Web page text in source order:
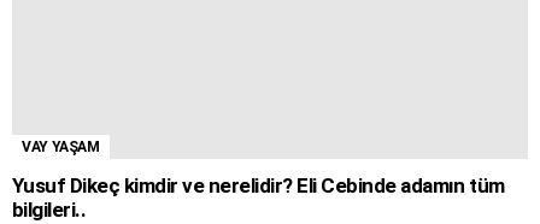
VAY YAŞAM
Yusuf Dikeç kimdir ve nerelidir? Eli Cebinde adamın tüm
bilgileri..